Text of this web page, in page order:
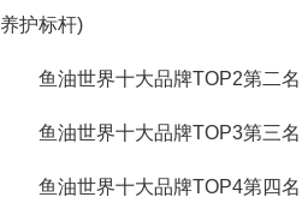
养护标杆)
鱼油世界十大品牌TOP2第二
鱼油世界十大品牌TOP3第三
鱼油世界十大品牌TOP4第四